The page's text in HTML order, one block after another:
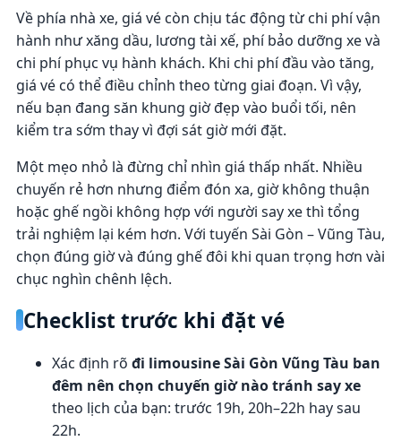
Về phía nhà xe, giá vé còn chịu tác động từ chi phí vận
hành như xăng dầu, lương tài xế, phí bảo dưỡng xe và
chi phí phục vụ hành khách. Khi chi phí đầu vào tăng,
giá vé có thể điều chỉnh theo từng giai đoạn. Vì vậy,
nếu bạn đang săn khung giờ đẹp vào buổi tối, nên
kiểm tra sớm thay vì đợi sát giờ mới đặt.
Một mẹo nhỏ là đừng chỉ nhìn giá thấp nhất. Nhiều
chuyến rẻ hơn nhưng điểm đón xa, giờ không thuận
hoặc ghế ngồi không hợp với người say xe thì tổng
trải nghiệm lại kém hơn. Với tuyến Sài Gòn – Vũng Tàu,
chọn đúng giờ và đúng ghế đôi khi quan trọng hơn vài
chục nghìn chênh lệch.
Checklist trước khi đặt vé
Xác định rõ đi limousine Sài Gòn Vũng Tàu ban
đêm nên chọn chuyến giờ nào tránh say xe
theo lịch của bạn: trước 19h, 20h–22h hay sau
22h.